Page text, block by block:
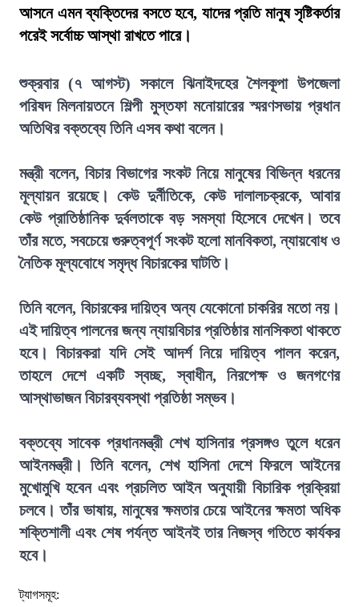
আসনে এমন ব্যক্তিদের বসতে হবে, যাদের প্রতি মানুষ সৃষ্টিকর্তার
পরেই সর্বোচ্চ আস্থা রাখতে পারে।
শুক্রবার (৭ আগস্ট) সকালে ঝিনাইদহের শৈলকূপা উপজেলা
পরিষদ মিলনায়তনে শিল্পী মুস্তফা মনোয়ারের স্মরণসভায় প্রধান
অতিথির বক্তব্যে তিনি এসব কথা বলেন।
মন্ত্রী বলেন, বিচার বিভাগের সংকট নিয়ে মানুষের বিভিন্ন ধরনের
মূল্যায়ন রয়েছে। কেউ দুর্নীতিকে, কেউ দালালচক্রকে, আবার
কেউ প্রাতিষ্ঠানিক দুর্বলতাকে বড় সমস্যা হিসেবে দেখেন। তবে
তাঁর মতে, সবচেয়ে গুরুত্বপূর্ণ সংকট হলো মানবিকতা, ন্যায়বোধ ও
নৈতিক মূল্যবোধে সমৃদ্ধ বিচারকের ঘাটতি।
তিনি বলেন, বিচারকের দায়িত্ব অন্য যেকোনো চাকরির মতো নয়।
এই দায়িত্ব পালনের জন্য ন্যায়বিচার প্রতিষ্ঠার মানসিকতা থাকতে
হবে। বিচারকরা যদি সেই আদর্শ নিয়ে দায়িত্ব পালন করেন,
তাহলে দেশে একটি স্বচ্ছ, স্বাধীন, নিরপেক্ষ ও জনগণের
আস্থাভাজন বিচারব্যবস্থা প্রতিষ্ঠা সম্ভব।
বক্তব্যে সাবেক প্রধানমন্ত্রী শেখ হাসিনার প্রসঙ্গও তুলে ধরেন
আইনমন্ত্রী। তিনি বলেন, শেখ হাসিনা দেশে ফিরলে আইনের
মুখোমুখি হবেন এবং প্রচলিত আইন অনুযায়ী বিচারিক প্রক্রিয়া
চলবে। তাঁর ভাষায়, মানুষের ক্ষমতার চেয়ে আইনের ক্ষমতা অধিক
শক্তিশালী এবং শেষ পর্যন্ত আইনই তার নিজস্ব গতিতে কার্যকর
হবে।
ট্যাগসমূহ: